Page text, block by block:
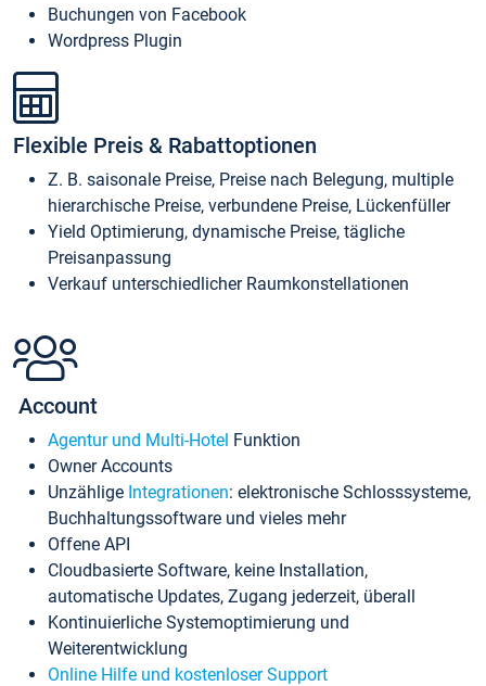
Buchungen von Facebook
Wordpress Plugin
Flexible Preis & Rabattoptionen
Z. B. saisonale Preise, Preise nach Belegung, multiple
hierarchische Preise, verbundene Preise, Lückenfüller
Yield Optimierung, dynamische Preise, tägliche
Preisanpassung
Verkauf unterschiedlicher Raumkonstellationen
Account
Agentur und Multi-Hotel Funktion
Owner Accounts
Unzählige Integrationen: elektronische Schlosssysteme,
Buchhaltungssoftware und vieles mehr
Offene API
Cloudbasierte Software, keine Installation,
automatische Updates, Zugang jederzeit, überall
Kontinuierliche Systemoptimierung und
Weiterentwicklung
Online Hilfe und kostenloser Support